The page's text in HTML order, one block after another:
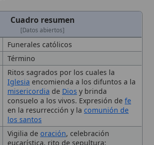
Funerales católicos
Término
Ritos sagrados por los cuales la
Iglesiaencomienda a los difuntos a la
misericordiadeDiosy brinda
consuelo a los vivos. Expresión de
en la resurrección y lacomunión de
los santos
Vigilia deoración, celebración
eucarística, rito de sepultura;
oraciones, cantos y lecturas.
Prácticas funerarias más estrictas
antes de 1973, modificadas para
mayor inclusión.